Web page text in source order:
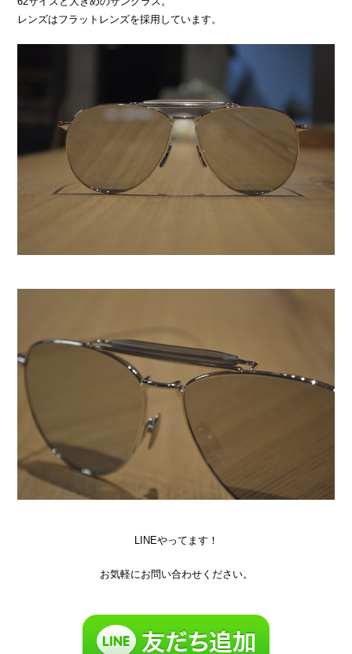
レンズはフラットレンズを採用しています。
LINEやってます！
お気軽にお問い合わせください。